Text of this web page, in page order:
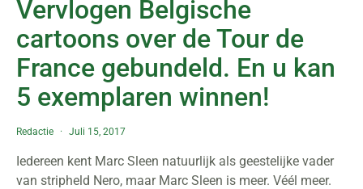
Vervlogen Belgische
cartoons over de Tour de
France gebundeld. En u kan
5 exemplaren winnen!
Redactie Juli 15, 2017
Iedereen kent Marc Sleen natuurlijk als geestelijke vader
van stripheld Nero, maar Marc Sleen is meer. Véél meer.